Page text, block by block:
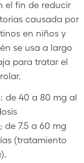
el fin de reducir
causada por
en niños y
se usa a largo
para tratar el
de 40 a 80 mg al
7.5 a 60 mg
(tratamiento